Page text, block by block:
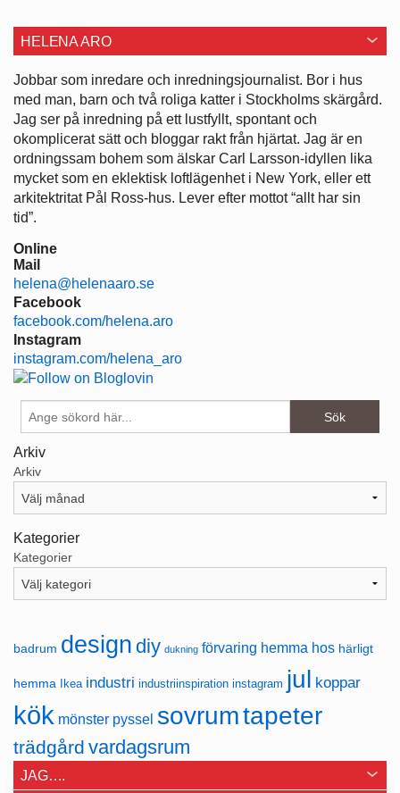
HELENA ARO
Jobbar som inredare och ­inredningsjournalist. Bor i hus
med man, barn och två roliga katter i ­Stockholms skärgård.
Jag ser på ­inredning på ett lustfyllt, spontant och
okomplicerat sätt och bloggar rakt från hjärtat. Jag är en
ordningssam bohem som älskar Carl Larsson-idyllen lika
mycket som en eklektisk loftlägenhet i New York, eller ett
arkitektritat Pål Ross-hus. Lever efter mottot “allt har sin
tid”.
Online
Mail
helena@helenaaro.se
Facebook
facebook.com/helena.aro
Instagram
instagram.com/helena_aro
Arkiv
Arkiv
Kategorier
Kategorier
badrum design diy dukning förvaring hemma hos härligt
hemma Ikea industri industriinspiration instagram jul koppar
kök mönster pyssel sovrumtapeter
trädgård vardagsrum
JAG….